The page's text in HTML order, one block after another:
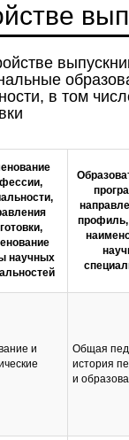
в том
научных
и
Общая
история
и